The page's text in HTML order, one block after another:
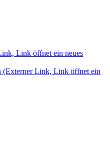
Link öffnet ein neues
(Externer Link, Link öffnet ein